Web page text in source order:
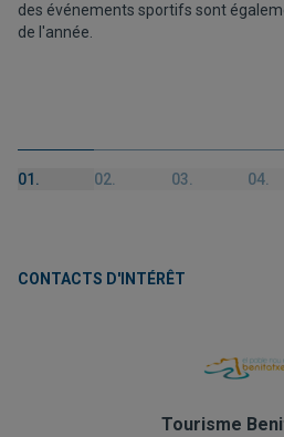
des événements sportifs sont
de l'année.
01. 02. 03. 04.
CONTACTS D'INTÉRÊT
Tourisme